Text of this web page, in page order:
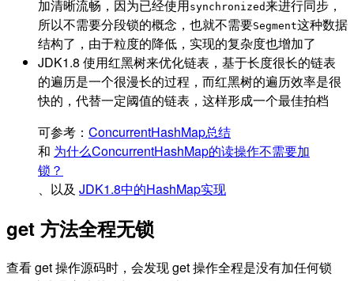
加清晰流畅，因为已经使用synchronized来进行同步，
所以不需要分段锁的概念，也就不需要Segment这种数据
结构了，由于粒度的降低，实现的复杂度也增加了
JDK1.8 使用红黑树来优化链表，基于长度很长的链表
的遍历是一个很漫长的过程，而红黑树的遍历效率是很
快的，代替一定阈值的链表，这样形成一个最佳拍档
可参考： ConcurrentHashMap总结
和 为什么ConcurrentHashMap的读操作不需要加
锁？
、以及 JDK1.8中的HashMap实现
get 方法全程无锁
查看 get 操作源码时，会发现 get 操作全程是没有加任何锁